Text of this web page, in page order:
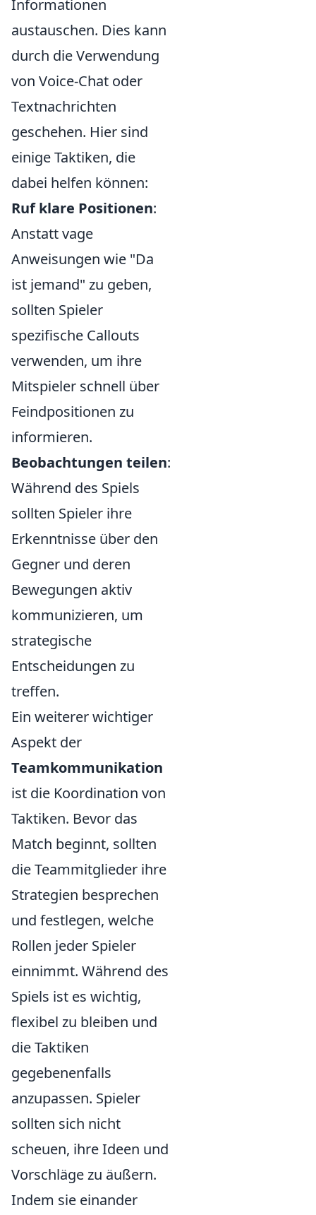
Informationen
austauschen. Dies kann
durch die Verwendung
von Voice-Chat oder
Textnachrichten
geschehen. Hier sind
einige Taktiken, die
dabei helfen können:
Ruf klare Positionen:
Anstatt vage
Anweisungen wie "Da
ist jemand" zu geben,
sollten Spieler
spezifische Callouts
verwenden, um ihre
Mitspieler schnell über
Feindpositionen zu
informieren.
Beobachtungen teilen:
Während des Spiels
sollten Spieler ihre
Erkenntnisse über den
Gegner und deren
Bewegungen aktiv
kommunizieren, um
strategische
Entscheidungen zu
treffen.
Ein weiterer wichtiger
Aspekt der
Teamkommunikation
ist die Koordination von
Taktiken. Bevor das
Match beginnt, sollten
die Teammitglieder ihre
Strategien besprechen
und festlegen, welche
Rollen jeder Spieler
einnimmt. Während des
Spiels ist es wichtig,
flexibel zu bleiben und
die Taktiken
gegebenenfalls
anzupassen. Spieler
sollten sich nicht
scheuen, ihre Ideen und
Vorschläge zu äußern.
Indem sie einander